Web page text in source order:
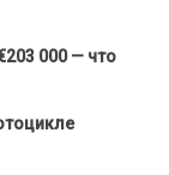
000 — что